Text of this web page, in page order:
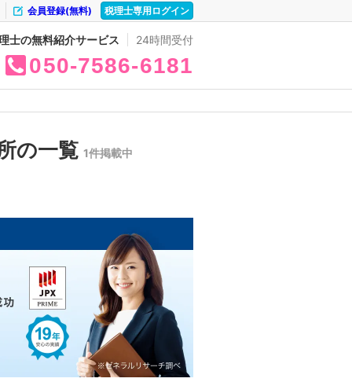
税理士専用ログイン
会員登録(無料)
士の無料紹介サービス 24時間受付
050 7586 6181
の一覧 1件掲載中